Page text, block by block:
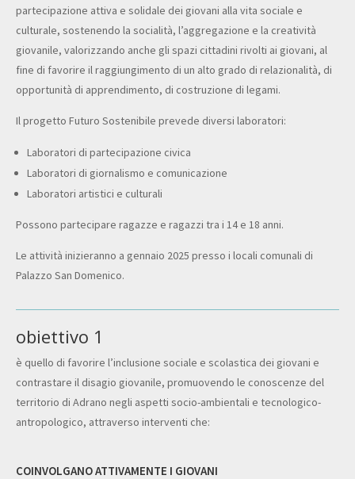
partecipazione attiva e solidale dei giovani alla vita sociale e
culturale, sostenendo la socialità, l’aggregazione e la creatività
giovanile, valorizzando anche gli spazi cittadini rivolti ai giovani, al
fine di favorire il raggiungimento di un alto grado di relazionalità, di
opportunità di apprendimento, di costruzione di legami.
Il progetto Futuro Sostenibile prevede diversi laboratori:
Laboratori di partecipazione civica
Laboratori di giornalismo e comunicazione
Laboratori artistici e culturali
Possono partecipare ragazze e ragazzi tra i 14 e 18 anni.
Le attività inizieranno a gennaio 2025 presso i locali comunali di
Palazzo San Domenico.
obiettivo 1
è quello di favorire l’inclusione sociale e scolastica dei giovani e
contrastare il disagio giovanile, promuovendo le conoscenze del
territorio di Adrano negli aspetti socio-ambientali e tecnologico-
antropologico, attraverso interventi che:
COINVOLGANO ATTIVAMENTE I GIOVANI